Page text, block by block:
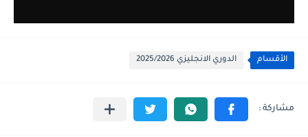
الأقسام الدوري الانجليزي 2025/2026